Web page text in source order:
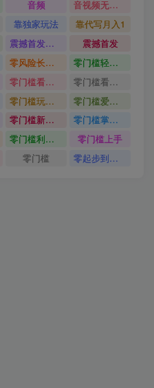
音频
音视频无损切割剪辑神器
靠独家玩法
靠代写月入1
震撼首发小白利用电脑做游戏搬砖
震撼首发
零风险长期做
零门槛轻资产创业
零门槛看完就能上手只需一部手机轻松日收30
零门槛看完就能上手
零门槛玩转伙伴计划与精选独家
零门槛爱奇艺变现冷门赛道
零门槛新手快速入门闲鱼电商日赚百元
零门槛掌握汽车赛道变现玩法
零门槛利用AI
零门槛上手
零门槛 零起步到独立实操